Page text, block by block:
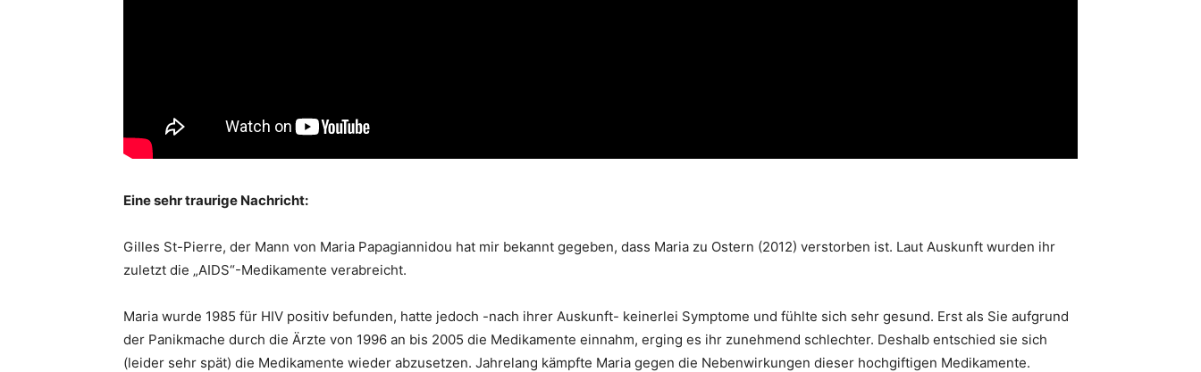
Eine sehr traurige Nachricht:
Gilles St-Pierre, der Mann von Maria Papagiannidou hat mir bekannt gegeben, dass Maria zu Ostern (2012) verstorben ist. Laut Auskunft wurden ihr
zuletzt die „AIDS“-Medikamente verabreicht.
Maria wurde 1985 für HIV positiv befunden, hatte jedoch -nach ihrer Auskunft- keinerlei Symptome und fühlte sich sehr gesund. Erst als Sie aufgrund
der Panikmache durch die Ärzte von 1996 an bis 2005 die Medikamente einnahm, erging es ihr zunehmend schlechter. Deshalb entschied sie sich
(leider sehr spät) die Medikamente wieder abzusetzen. Jahrelang kämpfte Maria gegen die Nebenwirkungen dieser hochgiftigen Medikamente.